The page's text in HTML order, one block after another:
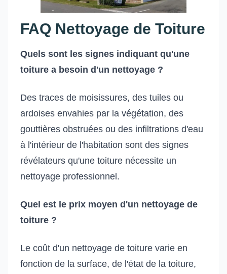
FAQ Nettoyage de Toiture
Quels sont les signes indiquant qu'une
toiture a besoin d'un nettoyage ?
Des traces de moisissures, des tuiles ou
ardoises envahies par la végétation, des
gouttières obstruées ou des infiltrations d'eau
à l'intérieur de l'habitation sont des signes
révélateurs qu'une toiture nécessite un
nettoyage professionnel.
Quel est le prix moyen d'un nettoyage de
toiture ?
Le coût d'un nettoyage de toiture varie en
fonction de la surface, de l'état de la toiture,